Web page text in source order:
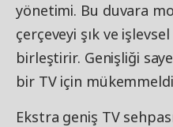
yönetimi. Bu duvara
çerçeveyi şık ve
birleştirir. Genişliği
bir TV için
Ekstra geniş TV